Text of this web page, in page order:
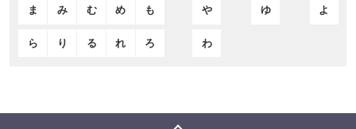
ま み む め も や ゆ よ
ら り る れ ろ わ